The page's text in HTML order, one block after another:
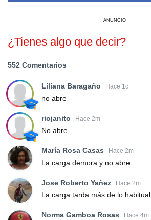
ANUNCIO
¿Tienes algo que decir?
552 Comentarios
Liliana Baragaño Hace 1d
no abre
riojanito Hace 2m
No abre
María Rosa Casas Hace 2m
La carga demora y no abre
Jose Roberto Yañez Hace 2m
La carga tarda más de lo habitual
Norma Gamboa Rosas Hace 4m